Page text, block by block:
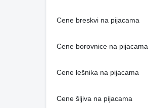
Cene breskvi na pijacama
Cene borovnice na pijacama
Cene lešnika na pijacama
Cene šljiva na pijacama